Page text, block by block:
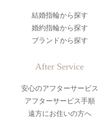
結婚指輪から探す
婚約指輪から探す
ブランドから探す
After Service
安心のアフターサービス
アフターサービス手順
遠方にお住いの方へ